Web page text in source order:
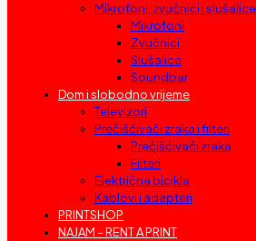
Mikrofoni, zvučnici i slušalice
Mikrofoni
Zvučnici
Slušalice
Soundbar
Dom i slobodno vrijeme
Televizori
Prečišćivači zraka i filteri
Prečišćivači zraka
Filteri
Električna bicikla
Kablovi i adapteri
PRINTSHOP
NAJAM – RENT A PRINT